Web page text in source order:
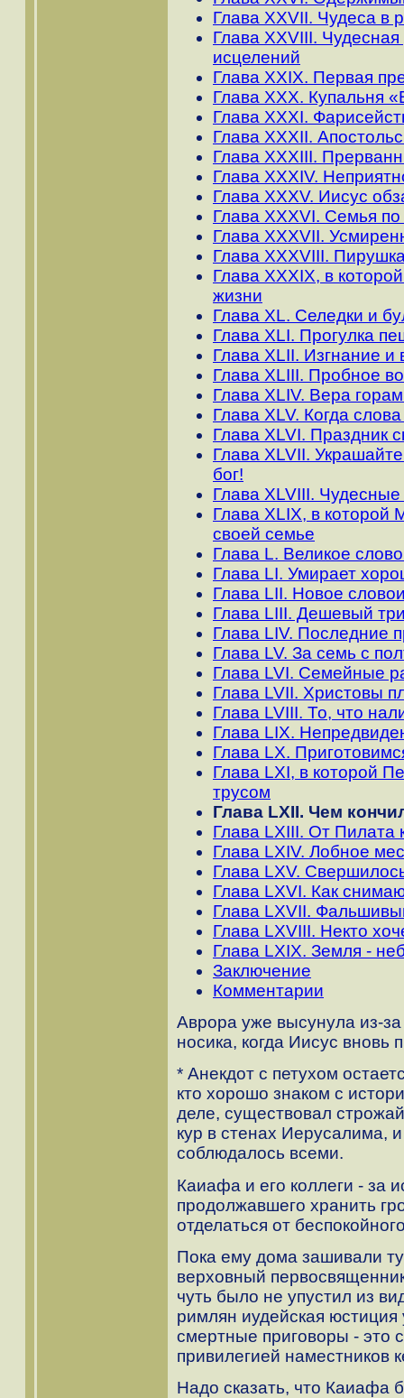
Глава XXVII. Чудеса в
Глава XXVIII.
исцелений
Глава XXIX. Первая
Глава XXX. Купальня
Глава XXXI.
Глава XXXII.
Глава XXXIII.
Глава XXXIV.
Глава XXXV. Иисус
Глава XXXVI. Семья
Глава XXXVII.
Глава XXXVIII.
Глава XXXIX, в
жизни
Глава XL. Селедки и
Глава ХLI. Прогулка
Глава ХLII. Изгнание
Глава XLIII. Пробное
Глава ХLIV. Вера
Глава ХLV. Когда
Глава ХLVI. Праздник
Глава ХLVII.
бог!
Глава ХLVIII.
Глава ХLIX, в которой
своей семье
Глава L. Великое
Глава LI. Умирает
Глава LII. Новое
Глава LIII. Дешевый
Глава LIV. Последние
Глава LV. За семь с
Глава LVI. Семейные
Глава LVII. Христовы
Глава LVIII. То, что
Глава LIX.
Глава LX.
Глава LXI, в которой
трусом
Глава LXII. Чем
Глава LXIII. От Пилата
Глава LXIV. Лобное
Глава LXV.
Глава LXVI. Как
Глава LXVII.
Глава LXVIII. Некто
Глава LXIX. Земля -
Заключение
Комментарии
Аврора уже высунула из-за
носика, когда Иисус вновь
* Анекдот с петухом
кто хорошо знаком с
деле, существовал
кур в стенах Иерусалима,
соблюдалось всеми.
Каиафа и его коллеги - за
продолжавшего хранить
отделаться от
Пока ему дома зашивали
верховный
чуть было не упустил из
римлян иудейская
смертные приговоры - это
привилегией наместников
Надо сказать, что Каиафа